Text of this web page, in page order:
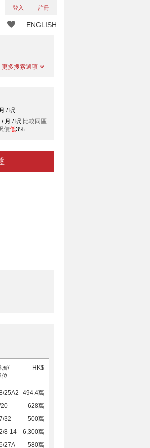
登入 註冊
ENGLISH
更多搜索選項
/ 呎
月 / 呎 比較同區
價低3%
層/
位
HK$
25A2
494.4萬
20
628萬
32
500萬
8-14
6,300萬
27A 580萬